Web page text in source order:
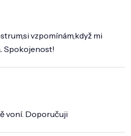
5 hvězdiček.
vzpomínám,když mi
Spokojenost!
5 hvězdiček.
voní. Doporučuji